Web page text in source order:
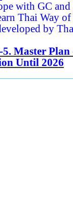
with GC
Thai Way
by
5. Master
Until 2026